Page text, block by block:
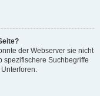
der Webserver sie nicht
spezifischere Suchbegriffe